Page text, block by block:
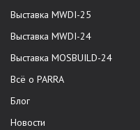
Выставка MWDI-25
Выставка MWDI-24
Выставка MOSBUILD-24
Всё о PARRA
Блог
Новости